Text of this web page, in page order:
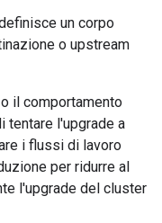
un corpo
o upstream
il comportamento
tentare l'upgrade a
i flussi di lavoro
per ridurre al
l'upgrade del cluster